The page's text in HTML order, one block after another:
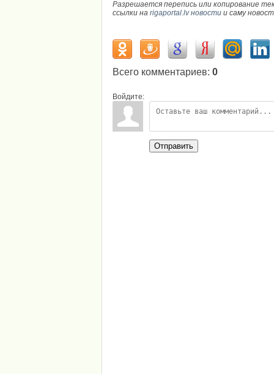
Разрешается перепись или копирование
ссылки на rigaportal.lv новости и саму
Всего комментариев: 0
Войдите:
Отправить